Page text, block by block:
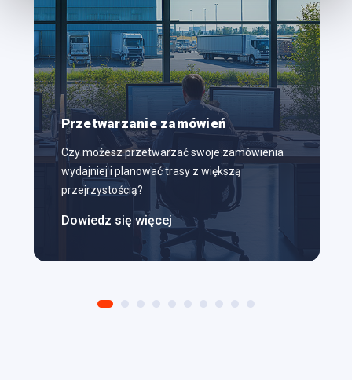
Przetwarzanie zamówień
Czy możesz przetwarzać swoje zamówienia
wydajniej i planować trasy z większą
przejrzystością?
Dowiedz się więcej